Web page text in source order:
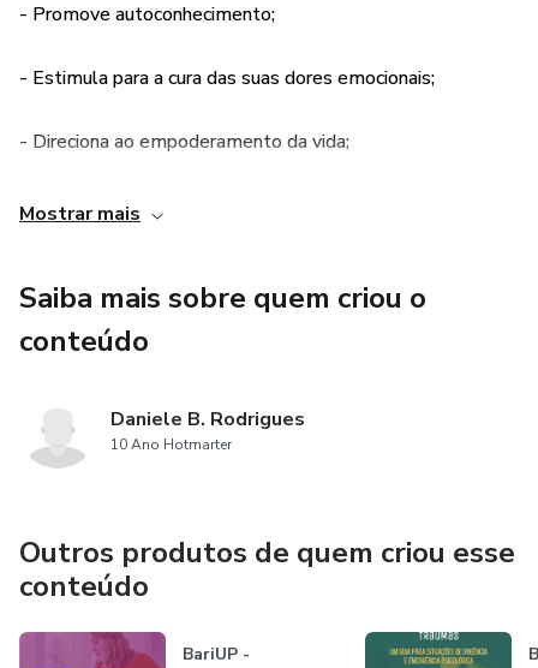
- Promove autoconhecimento;
- Estimula para a cura das suas dores emocionais;
- Direciona ao empoderamento da vida;
- Orienta sobre as consequências de traumas psicológicos
- Promove mudança de mindset (forma de pensamento
estigmatizado).
Mostrar mais
Saiba mais sobre quem criou o
conteúdo
Daniele B. Rodrigues
10 Ano Hotmarter
Outros produtos de quem criou esse
conteúdo
BariUP -